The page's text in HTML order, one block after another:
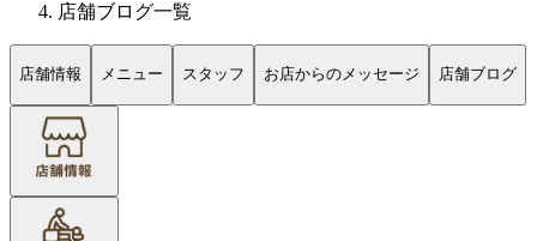
店舗ブログ一覧
店舗情報 メニュー スタッフ お店からのメッセージ 店舗ブログ